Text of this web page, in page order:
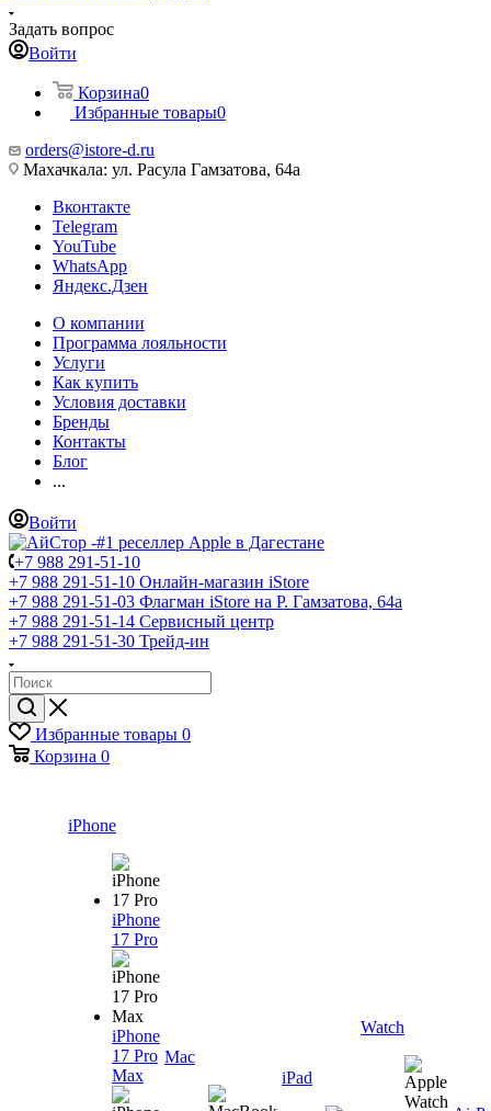
Задать вопрос
Войти
Корзина0
Избранные товары0
orders@istore-d.ru
Махачкала: ул. Расула Гамзатова, 64а
Вконтакте
Telegram
YouTube
WhatsApp
Яндекс.Дзен
О компании
Программа лояльности
Услуги
Как купить
Условия доставки
Бренды
Контакты
Блог
...
Войти
+7 988 291-51-10
+7 988 291-51-10 Онлайн-магазин iStore
+7 988 291-51-03 Флагман iStore на Р. Гамзатова, 64а
+7 988 291-51-14 Сервисный центр
+7 988 291-51-30 Трейд-ин
Избранные товары 0
Корзина 0
iPhone
iPhone
17 Pro
iPhone
17 Pro
Max
Mac
iPad
Watch